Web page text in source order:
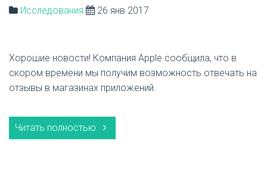
Исследования 26 янв 2017
Хорошие новости! Компания Apple сообщила, что в
скором времени мы получим возможность отвечать на
отзывы в магазинах приложений.
Читать полностью